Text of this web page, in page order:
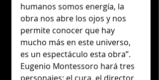
humanos somos energía, la
obra nos abre los ojos y nos
permite conocer que hay
mucho más en este universo,
es un espectáculo esta obra”.
Eugenio Montessoro hará tres